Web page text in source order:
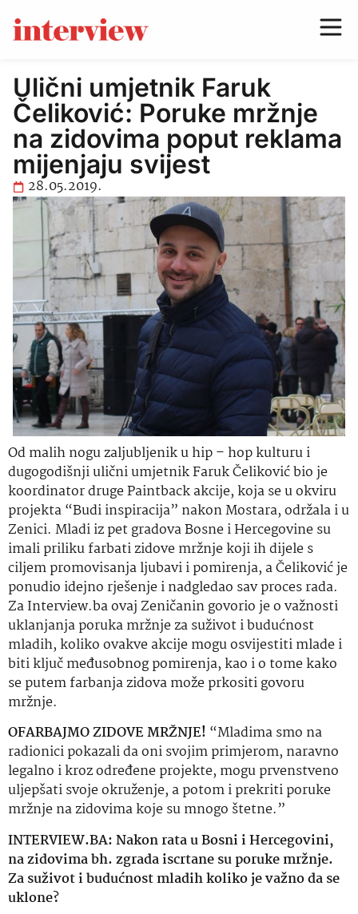
Ulični umjetnik Faruk
Čeliković: Poruke mržnje
na zidovima poput reklama
mijenjaju svijest
28.05.2019.
Od malih nogu zaljubljenik u hip – hop kulturu i
dugogodišnji ulični umjetnik Faruk Čeliković bio je
koordinator druge Paintback akcije, koja se u okviru
projekta “Budi inspiracija” nakon Mostara, održala i u
Zenici. Mladi iz pet gradova Bosne i Hercegovine su
imali priliku farbati zidove mržnje koji ih dijele s
ciljem promovisanja ljubavi i pomirenja, a Čeliković je
ponudio idejno rješenje i nadgledao sav proces rada.
Za Interview.ba ovaj Zeničanin govorio je o važnosti
uklanjanja poruka mržnje za suživot i budućnost
mladih, koliko ovakve akcije mogu osvijestiti mlade i
biti ključ međusobnog pomirenja, kao i o tome kako
se putem farbanja zidova može prkositi govoru
mržnje.
OFARBAJMO ZIDOVE MRŽNJE! “Mladima smo na
radionici pokazali da oni svojim primjerom, naravno
legalno i kroz određene projekte, mogu prvenstveno
uljepšati svoje okruženje, a potom i prekriti poruke
mržnje na zidovima koje su mnogo štetne.”
INTERVIEW.BA: Nakon rata u Bosni i Hercegovini,
na zidovima bh. zgrada iscrtane su poruke mržnje.
Za suživot i budućnost mladih koliko je važno da se
uklone?